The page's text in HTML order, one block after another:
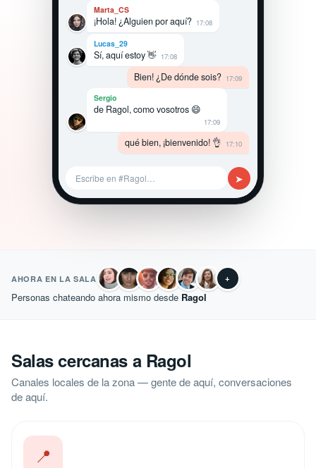
Marta_CS
¡Hola! ¿Alguien por aquí? 17:08
Lucas_29
Sí, aquí estoy 👋 17:08
Bien! ¿De dónde sois? 17:09
Sergio
de Ragol, como vosotros 😄
17:09
qué bien, ¡bienvenido! 👌 17:10
Escribe en #Ragol… ➤
AHORA EN LA SALA +
Personas chateando ahora mismo desde Ragol
Salas cercanas a Ragol
Canales locales de la zona — gente de aquí, conversaciones
de aquí.
📍